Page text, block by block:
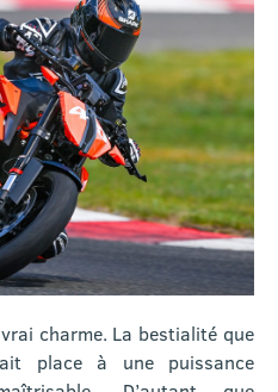
charme. La bestialité que
place à une puissance